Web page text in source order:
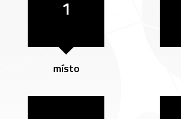
1
místo